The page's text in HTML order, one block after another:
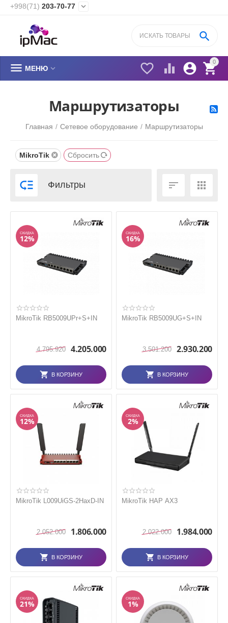
+998(71) 203-70-77 
0


 

 МЕНЮ 
​Маршрутизаторы
Главная / Сетевое оборудование / ​Маршрутизаторы
MikroTik Сбросить
 Фильтры  
СКИДКА
12%
MikroTik RB5009UPr+S+IN
4.795.920 4.205.000
В КОРЗИНУ
СКИДКА
16%
MikroTik RB5009UG+S+IN
3.501.200 2.930.200
В КОРЗИНУ
СКИДКА
12%
MikroTik L009UiGS-2HaxD-IN
2.052.000 1.806.000
В КОРЗИНУ
СКИДКА
2%
MikroTik HAP AX3
2.022.000 1.984.000
В КОРЗИНУ
СКИДКА
21%
СКИДКА
1%